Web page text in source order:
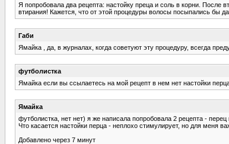
Я попробовала два рецепта: настойку преца и соль в корни. После
втирания! Кажется, что от этой процедуры волосы посыпались бы
Габи
Ямайка , да, в журналах, когда советуют эту процедуру, всегда
футболистка
Ямайка если вы ссылаетесь на мой рецепт в нем нет настойки
Ямайка
футболистка, нет нет) я же написала попробовала 2 рецепта -
Что касается настойки перца - неплохо стимулирует, но для меня
Добавлено через 7 минут